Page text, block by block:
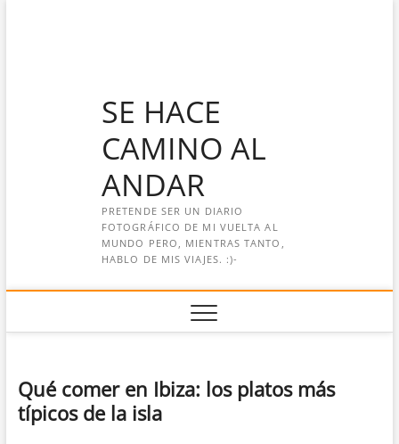
SE HACE
CAMINO AL
ANDAR
PRETENDE SER UN DIARIO
FOTOGRÁFICO DE MI VUELTA AL
MUNDO PERO, MIENTRAS TANTO,
HABLO DE MIS VIAJES. :)-
Qué comer en Ibiza: los platos más
típicos de la isla